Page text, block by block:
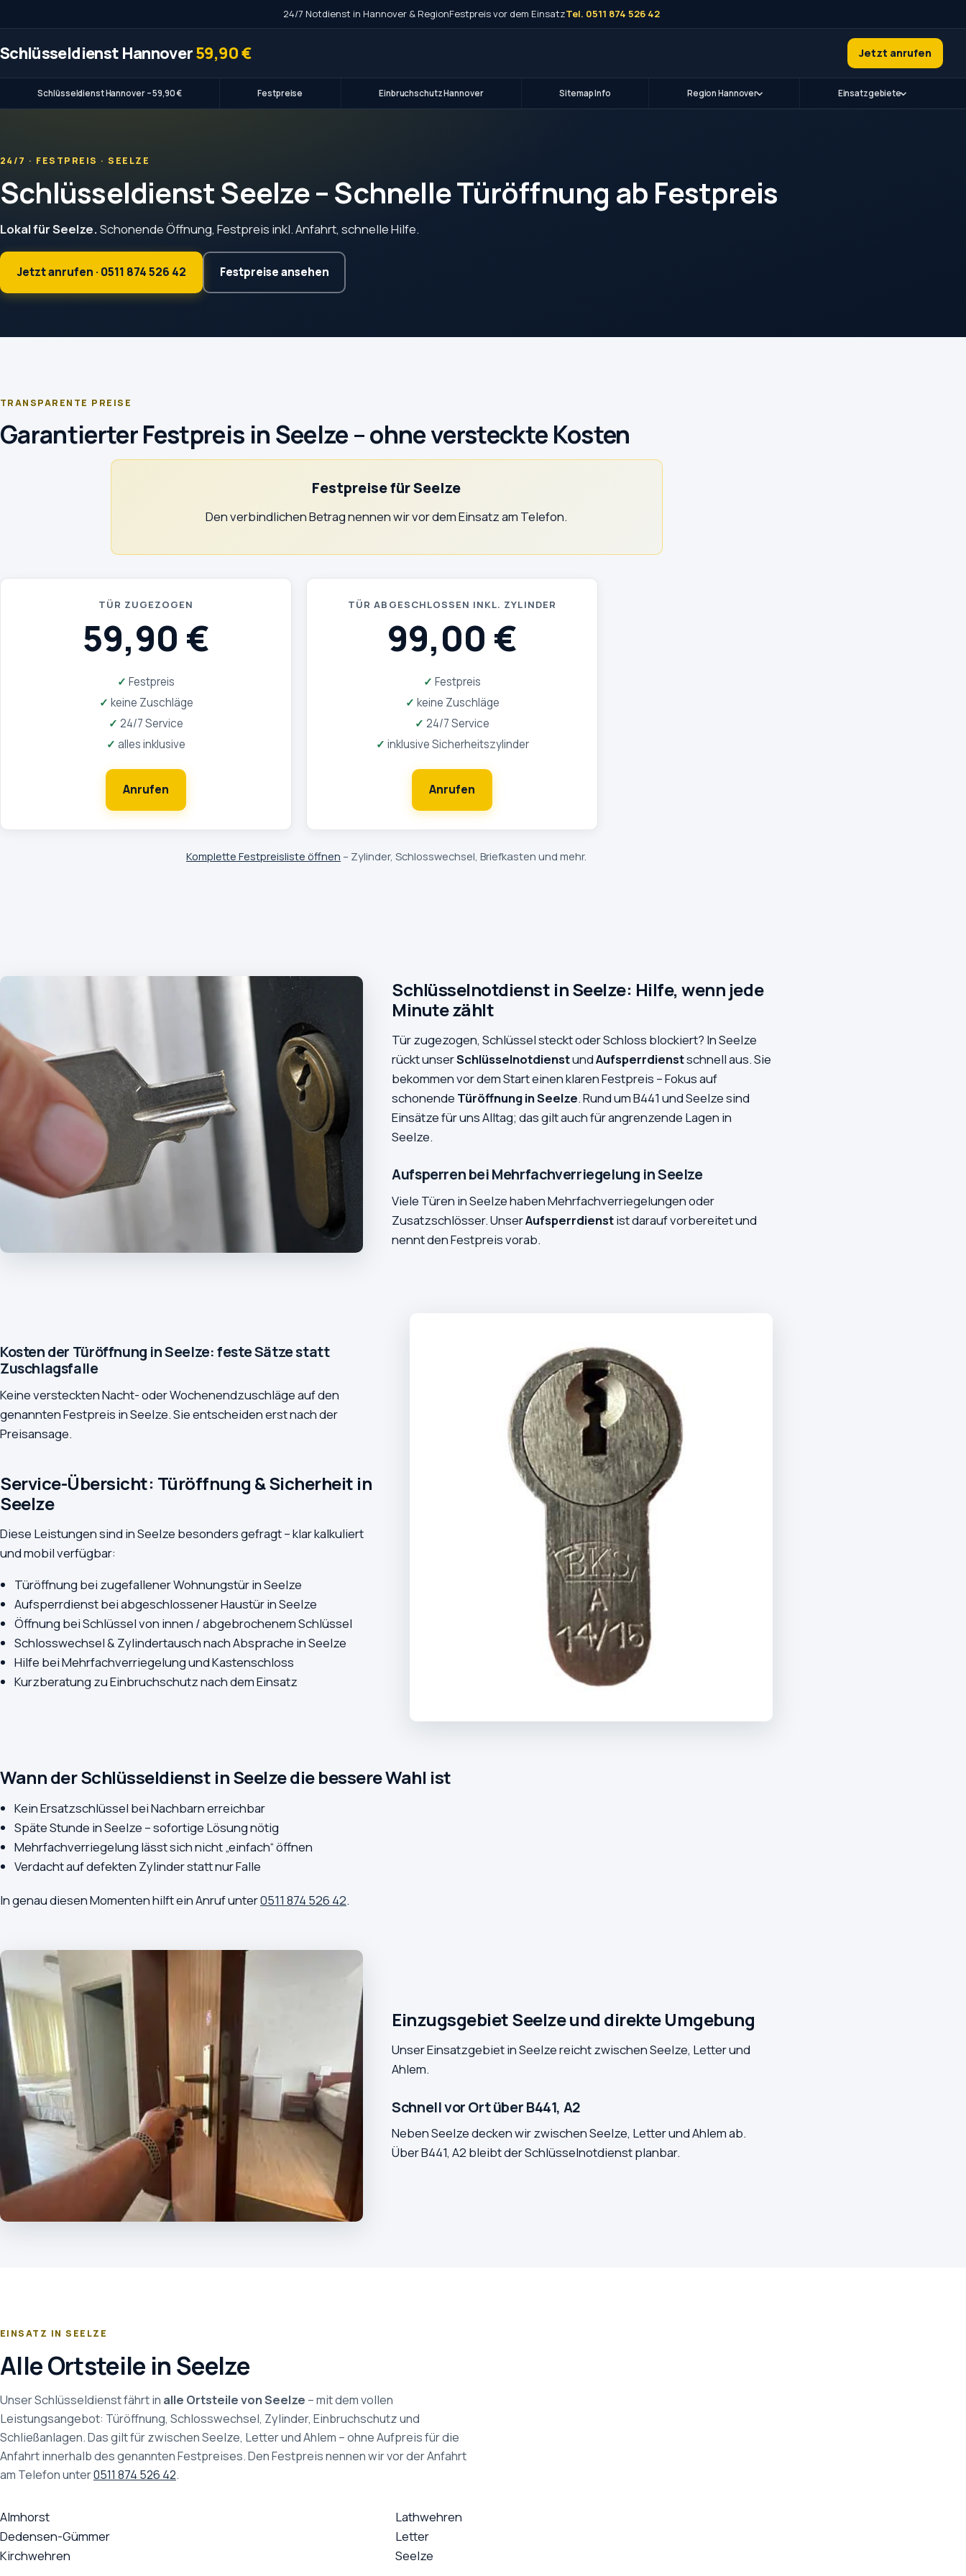
24/7 Notdienst in Hannover & RegionFestpreis vor dem EinsatzTel. 0511 874 526 42
Schlüsseldienst Hannover59,90 € Jetzt anrufen
Schlüsseldienst Hannover – 59,90 € Festpreise Einbruchschutz Hannover Sitemap Info Region Hannover Einsatzgebiete
24/7 · FESTPREIS · SEELZE
Schlüsseldienst Seelze – Schnelle Türöffnung ab Festpreis
Lokal für Seelze.Schonende Öffnung, Festpreis inkl. Anfahrt, schnelle Hilfe.
Jetzt anrufen · 0511 874 526 42 Festpreise ansehen
TRANSPARENTE PREISE
Garantierter Festpreis in Seelze – ohne versteckte Kosten
Festpreise für Seelze
Den verbindlichen Betrag nennen wir vor dem Einsatz am Telefon.
TÜR ZUGEZOGEN
59,90 €
Festpreis
keine Zuschläge
24/7 Service
alles inklusive
Anrufen
TÜR ABGESCHLOSSEN INKL. ZYLINDER
99,00 €
Festpreis
keine Zuschläge
24/7 Service
inklusive Sicherheitszylinder
Anrufen
Komplette Festpreisliste öffnen – Zylinder, Schlosswechsel, Briefkasten und mehr.
Schlüsselnotdienst in Seelze: Hilfe, wenn jede
Minute zählt
Tür zugezogen, Schlüssel steckt oder Schloss blockiert? In Seelze
rückt unserSchlüsselnotdienstundAufsperrdienstschnell aus. Sie
bekommen vor dem Start einen klaren Festpreis – Fokus auf
schonende Türöffnung in Seelze. Rund um B441 und Seelze sind
Einsätze für uns Alltag; das gilt auch für angrenzende Lagen in
Seelze.
Aufsperren bei Mehrfachverriegelung in Seelze
Viele Türen in Seelze haben Mehrfachverriegelungen oder
Zusatzschlösser. UnserAufsperrdienstist darauf vorbereitet und
nennt den Festpreis vorab.
Kosten der Türöffnung in Seelze: feste Sätze statt
Zuschlagsfalle
Keine versteckten Nacht- oder Wochenendzuschläge auf den
genannten Festpreis in Seelze. Sie entscheiden erst nach der
Preisansage.
Service-Übersicht: Türöffnung & Sicherheit in
Seelze
Diese Leistungen sind in Seelze besonders gefragt – klar kalkuliert
und mobil verfügbar:
Türöffnung bei zugefallener Wohnungstür in Seelze
Aufsperrdienst bei abgeschlossener Haustür in Seelze
Öffnung bei Schlüssel von innen / abgebrochenem Schlüssel
Schlosswechsel & Zylindertausch nach Absprache in Seelze
Hilfe bei Mehrfachverriegelung und Kastenschloss
Kurzberatung zu Einbruchschutz nach dem Einsatz
Wann der Schlüsseldienst in Seelze die bessere Wahl ist
Kein Ersatzschlüssel bei Nachbarn erreichbar
Späte Stunde in Seelze – sofortige Lösung nötig
Mehrfachverriegelung lässt sich nicht „einfach“ öffnen
Verdacht auf defekten Zylinder statt nur Falle
In genau diesen Momenten hilft ein Anruf unter0511 874 526 42.
Einzugsgebiet Seelze und direkte Umgebung
Unser Einsatzgebiet in Seelze reicht zwischen Seelze, Letter und
Ahlem.
Schnell vor Ort über B441, A2
Neben Seelze decken wir zwischen Seelze, Letter und Ahlem ab.
Über B441, A2 bleibt der Schlüsselnotdienst planbar.
EINSATZ IN SEELZE
Alle Ortsteile in Seelze
Unser Schlüsseldienst fährt in alle Ortsteile von Seelze – mit dem vollen
Leistungsangebot: Türöffnung, Schlosswechsel, Zylinder, Einbruchschutz und
Schließanlagen. Das gilt für zwischen Seelze, Letter und Ahlem – ohne Aufpreis für die
Anfahrt innerhalb des genannten Festpreises. Den Festpreis nennen wir vor der Anfahrt
am Telefon unter0511 874 526 42.
Almhorst
Dedensen-Gümmer
Kirchwehren
Lathwehren
Letter
Seelze